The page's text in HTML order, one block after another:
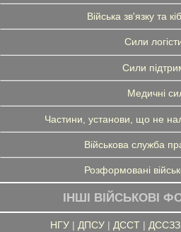
Війська зв'язку та
Сили
Сили
Медичні
Частини, установи, що не
Військова служба
Розформовані
ІНШІ ВІЙСЬКОВІ
НГУ| ДПСУ| ДССТ|